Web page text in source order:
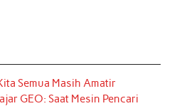
Semua Masih Amatir
GEO: Saat Mesin Pencari